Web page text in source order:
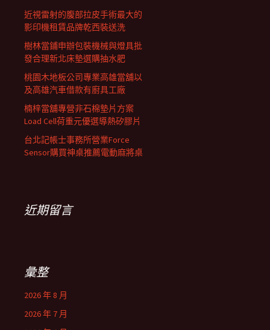
近視雷射的腹部拉皮手術最大的
影印機租賃品牌乾西裝送洗
樹林當鋪申辦包裝機械與燈具批
發合理新北床墊選購抽水肥
桃園木地板公司專業高雄當舖以
及高雄汽車借款有廚具工廠
楠梓當舖專營非石棉墊片方案
Load Cell荷重元優選導熱矽膠片
台北記帳士事務所營業Force
Sensor購買神桌推薦電動麻將桌
近期留言
彙整
2026 年 8 月
2026 年 7 月